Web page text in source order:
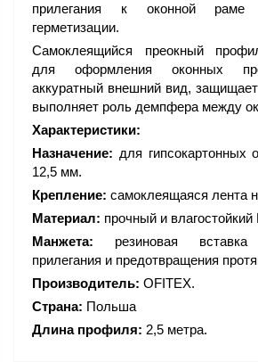
прилегания к оконной
герметизации.
Самоклеящийся преокный
для оформления оконных
аккуратный внешний вид,
выполняет роль демпфера между
Характеристики:
Назначение: для гипсокартонных
12,5 мм.
Крепление: самоклеящаяся лента
Материал: прочный и
Манжета: резиновая
прилегания и предотвращения
Производитель: OFITEX.
Страна: Польша
Длина профиля: 2,5 метра.